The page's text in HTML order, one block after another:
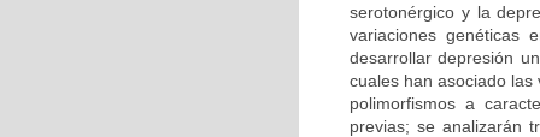
serotonérgico y la
variaciones genéticas
desarrollar depresión
cuales han asociado
polimorfismos a
previas; se analizarán